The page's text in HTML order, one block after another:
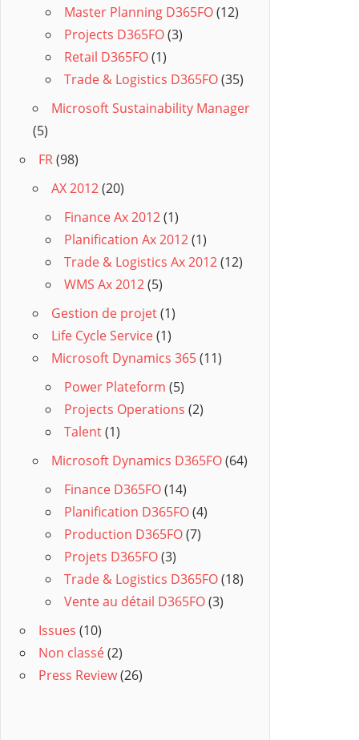
Master Planning D365FO(12)
Projects D365FO(3)
Retail D365FO(1)
Trade & Logistics D365FO(35)
Microsoft Sustainability Manager
(5)
FR(98)
AX 2012(20)
Finance Ax 2012(1)
Planification Ax 2012(1)
Trade & Logistics Ax 2012(12)
WMS Ax 2012(5)
Gestion de projet(1)
Life Cycle Service(1)
Microsoft Dynamics 365(11)
Power Plateform (5)
Projects Operations (2)
Talent(1)
Microsoft Dynamics D365FO(64)
Finance D365FO(14)
Planification D365FO(4)
Production D365FO(7)
Projets D365FO(3)
Trade & Logistics D365FO(18)
Vente au détail D365FO(3)
Issues (10)
Non classé(2)
Press Review(26)